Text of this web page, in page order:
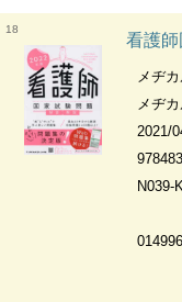
18
看護師国
メヂ
メヂ
2021/
N039-
014996